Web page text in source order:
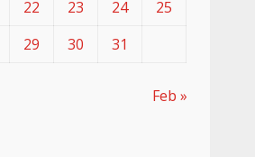
22 23 24
25
29 30 31
Feb »